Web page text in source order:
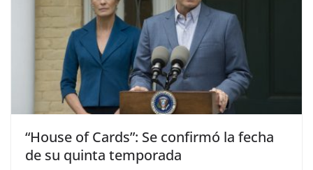
“House of Cards”: Se confirmó la fecha
de su quinta temporada